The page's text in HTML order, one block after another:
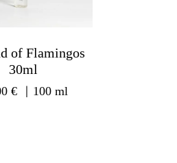
of Flamingos
30ml
€ ｜100 ml